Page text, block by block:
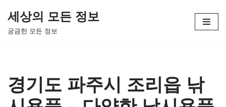
콘
건
너
뛰
세상의 모든 정보
궁금한 모든 정보
경기도 파주시 조리읍 낚